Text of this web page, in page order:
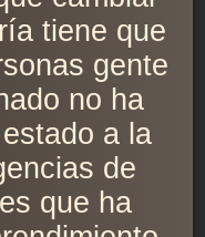
tiene que
gente
no ha
a la
de
que ha